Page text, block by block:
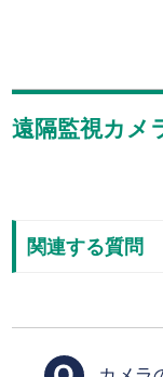
遠隔監視カメ
関連する質問